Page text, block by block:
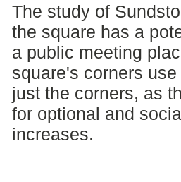
The study of
the square has a
a public meeting
square's corners
just the corners, as
for optional and
increases.